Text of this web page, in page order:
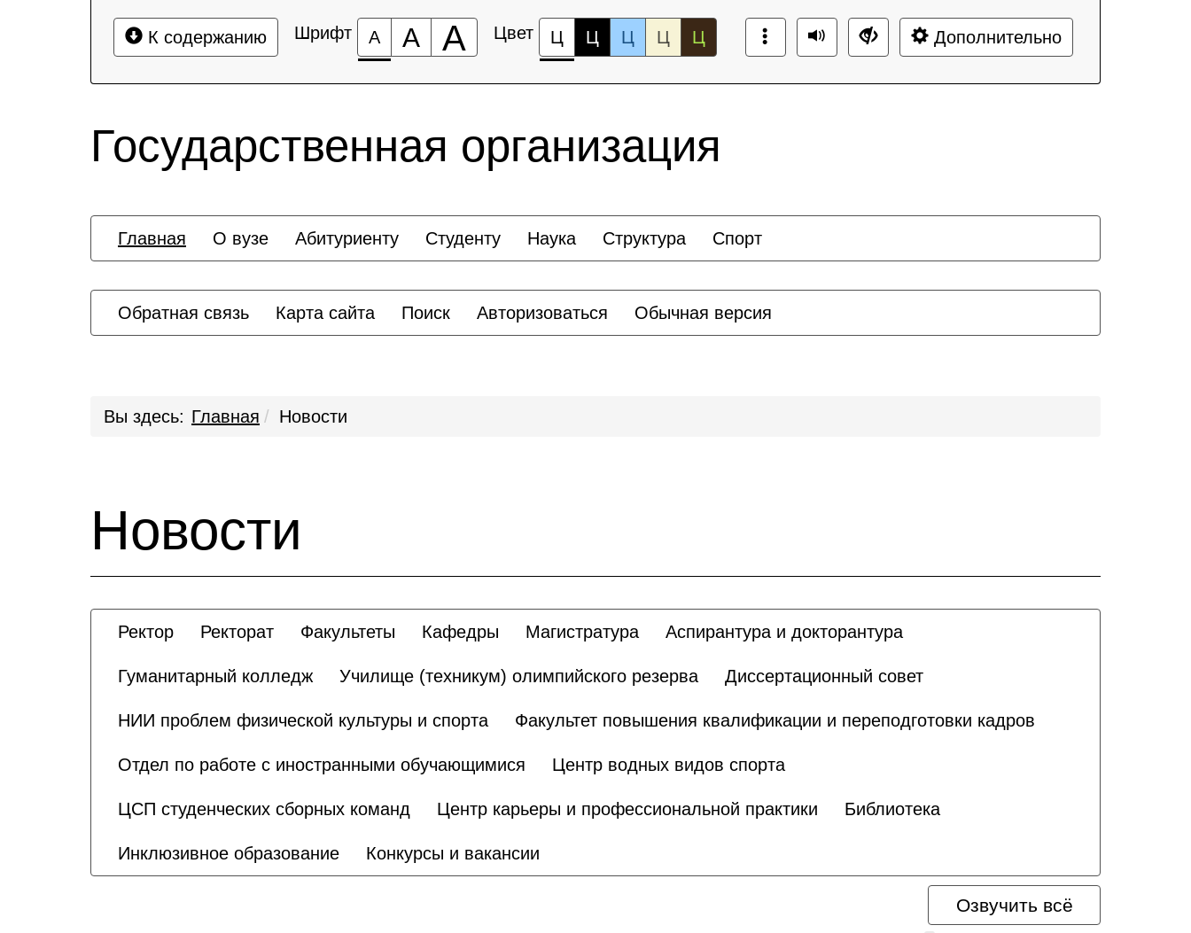
К содержанию Шрифт А А А Цвет Ц Ц Ц Ц Ц Дополнительно
Государственная организация
Главная О вузе Абитуриенту Студенту Наука Структура Спорт
Обратная связь Карта сайта Поиск Авторизоваться Обычная версия
Вы здесь: Главная Новости
Новости
Ректор Ректорат Факультеты Кафедры Магистратура Аспирантура и докторантура
Гуманитарный колледж Училище (техникум) олимпийского резерва Диссертационный совет
НИИ проблем физической культуры и спорта Факультет повышения квалификации и переподготовки кадров
Отдел по работе с иностранными обучающимися Центр водных видов спорта
ЦСП студенческих сборных команд Центр карьеры и профессиональной практики Библиотека
Инклюзивное образование Конкурсы и вакансии
Озвучить всё